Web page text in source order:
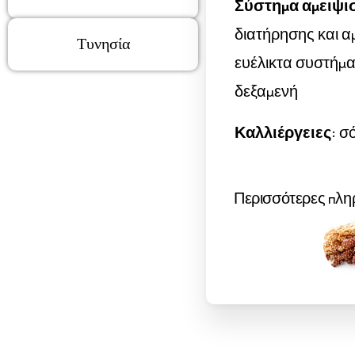
Τυνησία
Σύστημα
διατήρησης και
ευέλικτα
δεξαμενή
Καλλιέργειες:
Περισσότερες